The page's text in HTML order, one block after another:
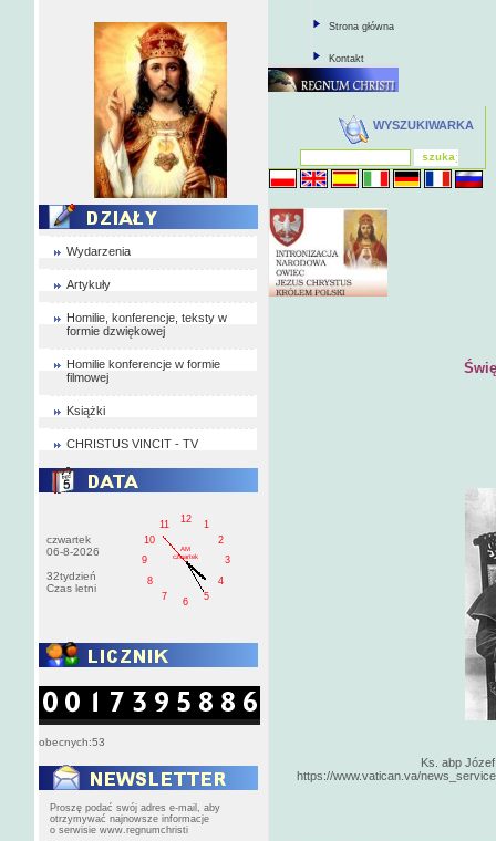
Wydarzenia
Artykuły
Homilie, konferencje, teksty w
formie dzwiękowej
Homilie konferencje w formie
filmowej
Książki
CHRISTUS VINCIT - TV
czwartek
06-8-2026
32tydzień
Czas letni
1
2
3
4
5
6
7
8
9
10
11
12
AM
czwartek
obecnych:53
Proszę podać swój adres e-mail, aby
otrzymywać najnowsze informacje
o serwisie www.regnumchristi
Strona główna
Kontakt
WYSZUKIWARKA
Ks. abp
https://www.vatican.va/